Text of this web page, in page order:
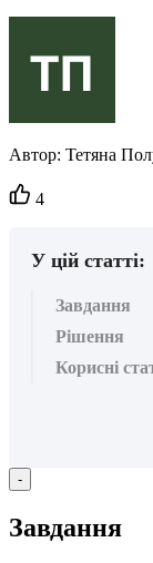
Автор: Тетяна
Кількість
вподобайок:
4
У цій статті:
Завдання
Рішення
Корисні
-
Завдання